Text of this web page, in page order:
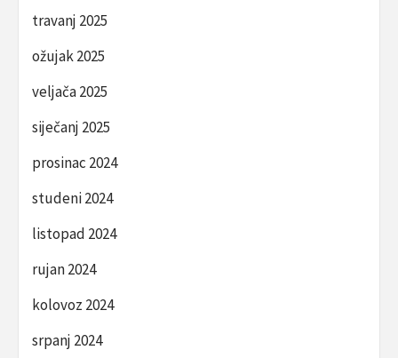
travanj 2025
ožujak 2025
veljača 2025
siječanj 2025
prosinac 2024
studeni 2024
listopad 2024
rujan 2024
kolovoz 2024
srpanj 2024